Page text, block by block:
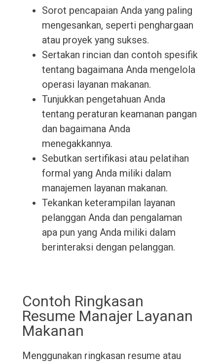
Sorot pencapaian Anda yang paling
mengesankan, seperti penghargaan
atau proyek yang sukses.
Sertakan rincian dan contoh spesifik
tentang bagaimana Anda mengelola
operasi layanan makanan.
Tunjukkan pengetahuan Anda
tentang peraturan keamanan pangan
dan bagaimana Anda
menegakkannya.
Sebutkan sertifikasi atau pelatihan
formal yang Anda miliki dalam
manajemen layanan makanan.
Tekankan keterampilan layanan
pelanggan Anda dan pengalaman
apa pun yang Anda miliki dalam
berinteraksi dengan pelanggan.
Contoh Ringkasan
Resume Manajer Layanan
Makanan
Menggunakan ringkasan resume atau